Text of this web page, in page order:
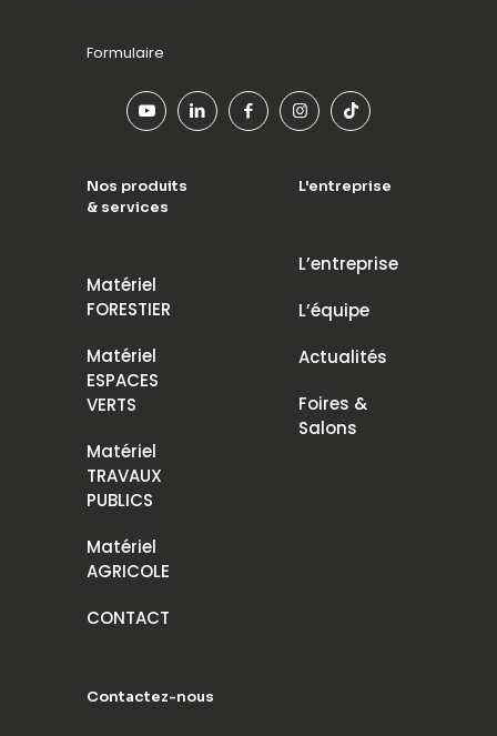
Formulaire
Nos produits
& services
Matériel
FORESTIER
Matériel
ESPACES
VERTS
Matériel
TRAVAUX
PUBLICS
Matériel
AGRICOLE
CONTACT
L'entreprise
L’entreprise
L’équipe
Actualités
Foires &
Salons
Contactez-nous